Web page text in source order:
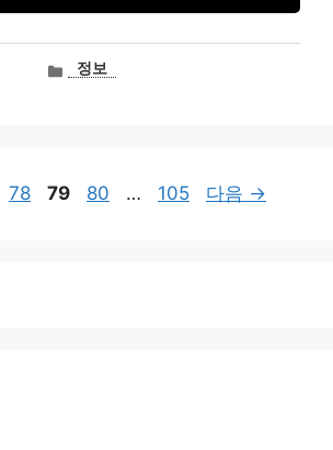
카정보
페
78
페
79
페
80 …
페
105 다음 →